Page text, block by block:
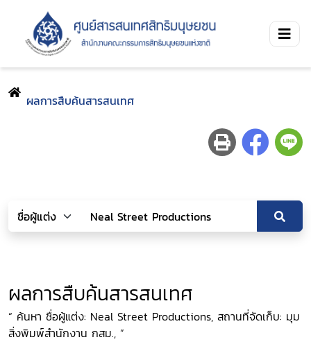
ผลการสืบค้นสารสนเทศ
ผลการสืบค้นสารสนเทศ
“ ค้นหา ชื่อผู้แต่ง: Neal Street Productions, สถานที่จัดเก็บ: มุม
สิ่งพิมพ์สำนักงาน กสม., ”